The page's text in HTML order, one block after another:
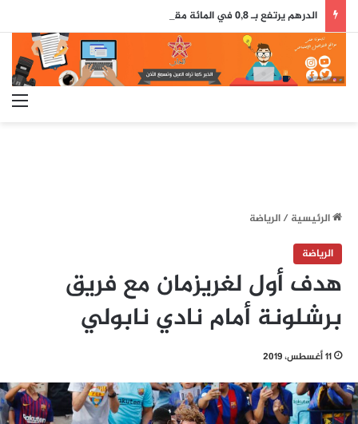
الرئيسية/الرياضة
الرياضة
هدف أول لغريزمان مع فريق
برشلونة أمام نادي نابولي
11 أغسطس، 2019